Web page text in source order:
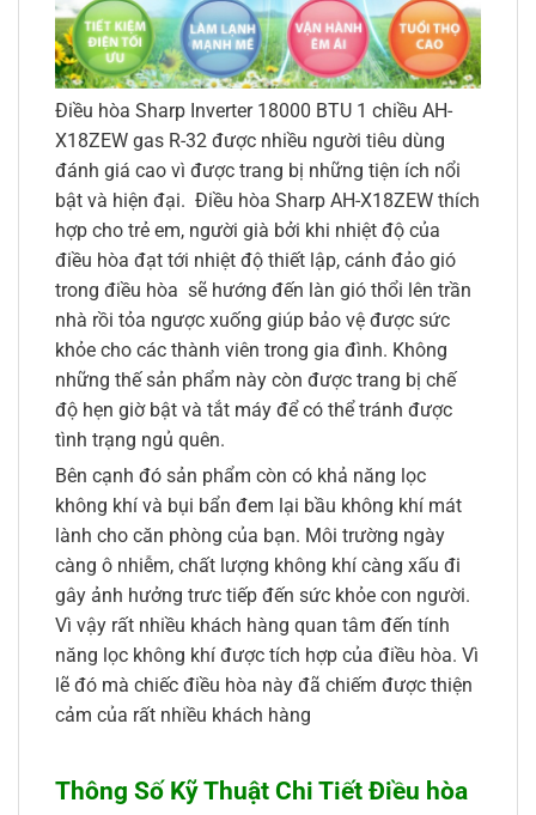
Điều hòa Sharp Inverter 18000 BTU 1 chiều AH-
X18ZEW gas R-32 được nhiều người tiêu dùng
đánh giá cao vì được trang bị những tiện ích nổi
bật và hiện đại. Điều hòa Sharp AH-X18ZEW thích
hợp cho trẻ em, người già bởi khi nhiệt độ của
điều hòa đạt tới nhiệt độ thiết lập, cánh đảo gió
trong điều hòa sẽ hướng đến làn gió thổi lên trần
nhà rồi tỏa ngược xuống giúp bảo vệ được sức
khỏe cho các thành viên trong gia đình. Không
những thế sản phẩm này còn được trang bị chế
độ hẹn giờ bật và tắt máy để có thể tránh được
tình trạng ngủ quên.
Bên cạnh đó sản phẩm còn có khả năng lọc
không khí và bụi bẩn đem lại bầu không khí mát
lành cho căn phòng của bạn. Môi trường ngày
càng ô nhiễm, chất lượng không khí càng xấu đi
gây ảnh hưởng trưc tiếp đến sức khỏe con người.
Vì vậy rất nhiều khách hàng quan tâm đến tính
năng lọc không khí được tích hợp của điều hòa. Vì
lẽ đó mà chiếc điều hòa này đã chiếm được thiện
cảm của rất nhiều khách hàng
Thông Số Kỹ Thuật Chi Tiết Điều hòa